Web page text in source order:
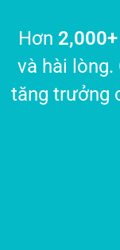
Hơn
và hài lòng.
tăng trưởng